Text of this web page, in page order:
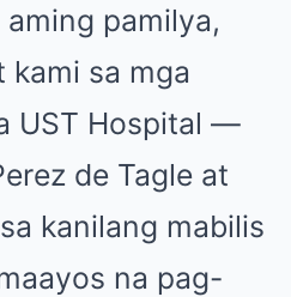
pamilya,
kami sa mga
UST Hospital —
de Tagle at
kanilang mabilis
na pag-